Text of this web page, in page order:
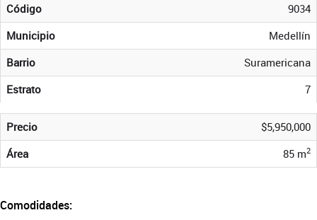
Código
9034
Municipio
Medellín
Barrio
Suramericana
Estrato
7
Precio
$5,950,000
Área
85 m2
Comodidades: